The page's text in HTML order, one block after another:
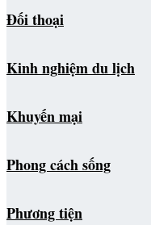
Đối thoại
Kinh nghiệm du lịch
Khuyến mại
Phong cách sống
Phương tiện